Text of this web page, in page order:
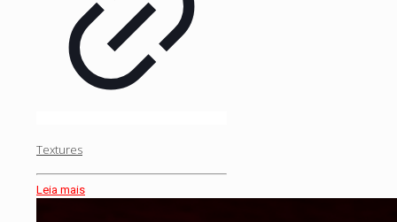
Textures
Leia mais